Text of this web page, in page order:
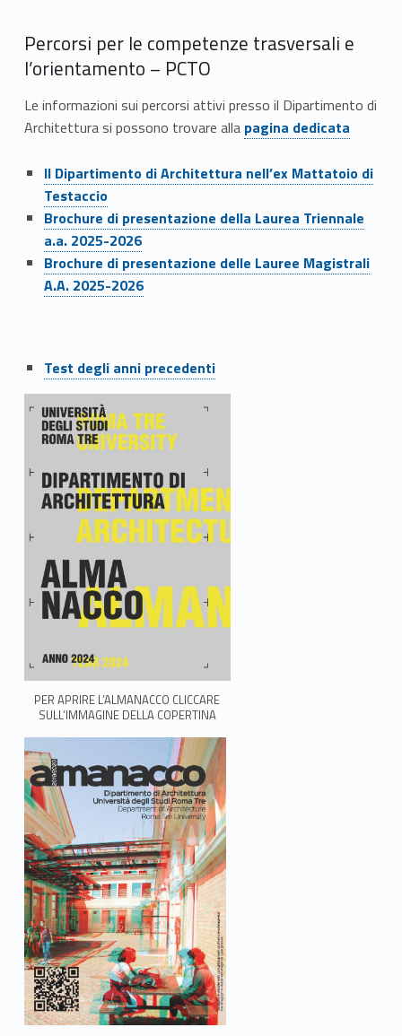
Percorsi per le competenze trasversali e
l’orientamento – PCTO
Le informazioni sui percorsi attivi presso il Dipartimento di
Architettura si possono trovare alla pagina dedicata
Il Dipartimento di Architettura nell’ex Mattatoio di
Testaccio
Brochure di presentazione della Laurea Triennale
a.a. 2025-2026
Link identifier #identifier__100597-16
Brochure di presentazione delle Lauree Magistrali
A.A. 2025-2026
Link identifier #identifier__14159-17
Test degli anni precedenti
LINK IDENTIFIER #IDENTIFIER__69655-18
PER APRIRE L’ALMANACCO CLICCARE
SULL’IMMAGINE DELLA COPERTINA
LINK IDENTIFIER #IDENTIFIER__37567-19